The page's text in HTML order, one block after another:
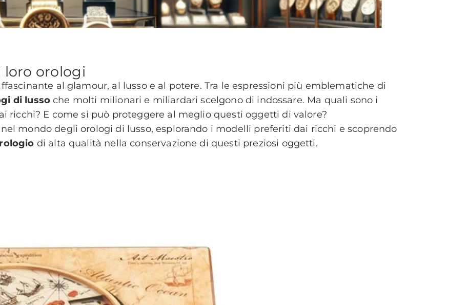
loro orologi
al glamour, al lusso e al potere. Tra le espressioni più emblematiche di
di lusso che molti milionari e miliardari scelgono di indossare. Ma quali sono i
ricchi? E come si può proteggere al meglio questi oggetti di valore?
mondo degli orologi di lusso, esplorando i modelli preferiti dai ricchi e scoprendo
di alta qualità nella conservazione di questi preziosi oggetti.